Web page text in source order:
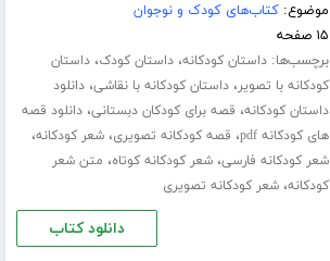
موضوع:کتاب‌های کودک و نوجوان
۱۵ صفحه
برچسب‌ها:داستان کودکانه،داستان کودک،داستان
کودکانه با تصویر،داستان کودکانه با نقاشی،دانلود
داستان کودکانه، قصه برای کودکان دبستانی،دانلود قصه
های کودکانه pdf
، قصه کودکانه تصویری،شعر کودکانه،
شعر کودکانه فارسی،شعر کودکانه کوتاه، متن شعر
کودکانه،شعر کودکانه تصویری
دانلود کتاب